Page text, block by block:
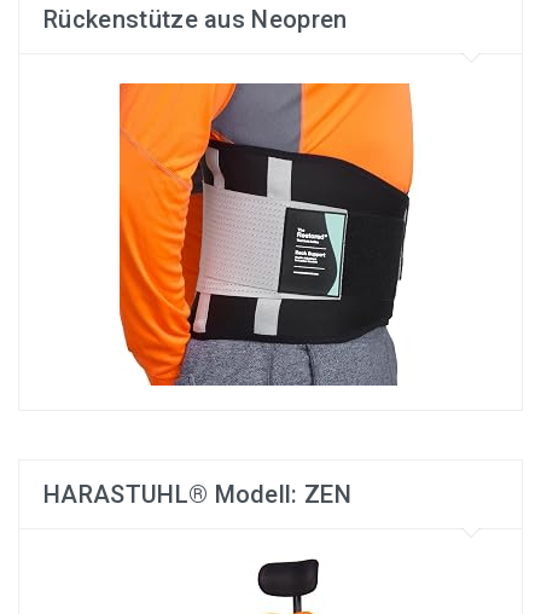
Rückenstütze aus Neopren
HARASTUHL® Modell: ZEN